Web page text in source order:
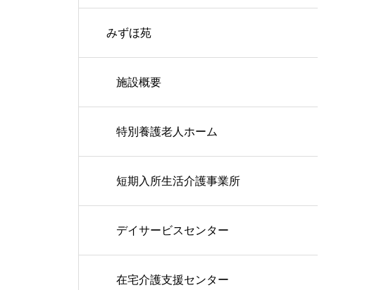
みずほ苑
施設概要
特別養護老人ホーム
短期入所生活介護事業所
デイサービスセンター
在宅介護支援センター